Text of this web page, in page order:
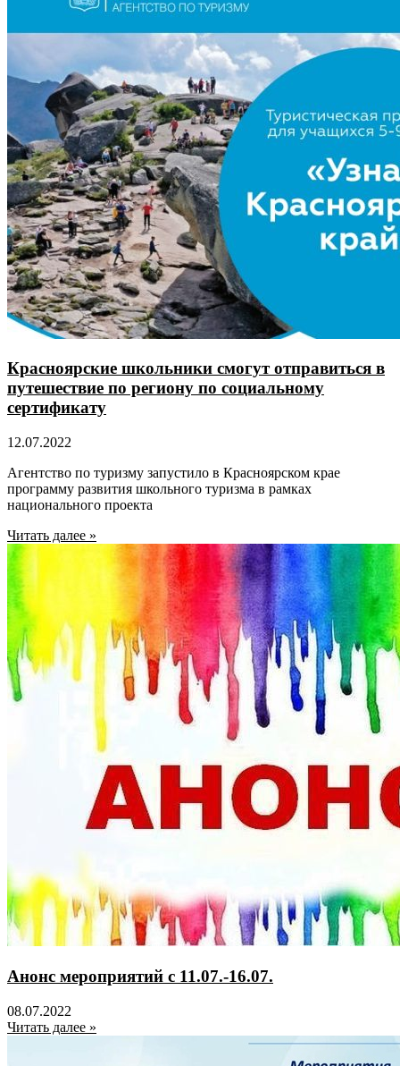
Красноярские школьники смогут отправиться в
путешествие по региону по социальному
сертификату
12.07.2022
Агентство по туризму запустило в Красноярском крае
программу развития школьного туризма в рамках
национального проекта
Читать далее »
Анонс мероприятий с 11.07.-16.07.
08.07.2022
Читать далее »